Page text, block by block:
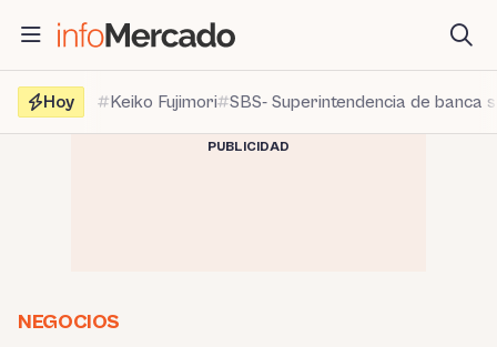
contenido
Hoy
Keiko Fujimori SBS- Superintendencia de banca
PUBLICIDAD
NEGOCIOS